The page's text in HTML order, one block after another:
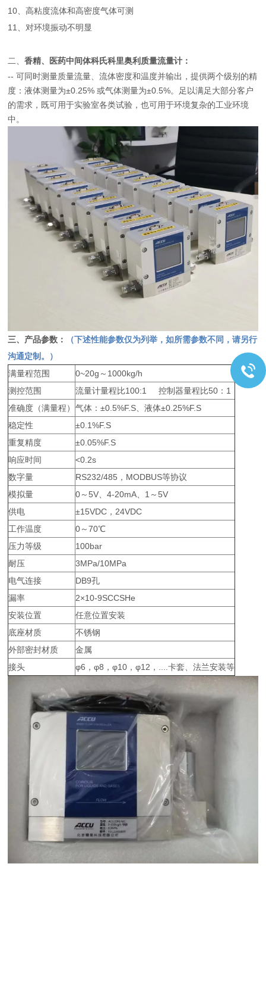
10、高粘度流体和高密度气体可测
11、对环境振动不明显
二、香精、医药中间体科氏科里奥利质量流量计 ：
-- 可同时测量质量流量、流体密度和温度并输出，提供两个级别的精
度：液体测量为±0.25% 或气体测量为±0.5%。足以满足大部分客户
的需求，既可用于实验室各类试验，也可用于环境复杂的工业环境
中。
三、产品参数： （下述性能参数仅为列举，如所需参数不同，请另行
沟通定制。）
满量程范围
0~20g～1000kg/h
测控范围
流量计量程比100:1 控制器量程比50：1
准确度（满量程） 气体：±0.5%F.S、液体±0.25%F.S
稳定性
±0.1%F.S
重复精度
±0.05%F.S
响应时间
<0.2s
数字量
RS232/485，MODBUS等协议
模拟量
0～5V、4-20mA、1～5V
供电
±15VDC，24VDC
工作温度
0～70℃
压力等级
100bar
耐压
3MPa/10MPa
电气连接
DB9孔
漏率
2×10-9SCCSHe
安装位置
任意位置安装
底座材质
不锈钢
外部密封材质
金属
接头
φ6，φ8，φ10，φ12，....卡套、法兰安装等